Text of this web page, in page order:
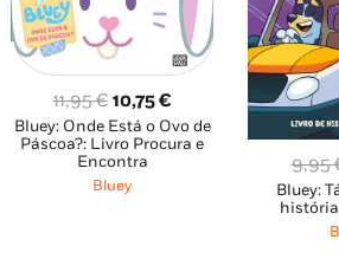
11,95€ O
preço
original
era:
10,75€O
preço
atual
Bluey: Onde Está o Ovo de
Páscoa?: Livro Procura e
Encontra
Bluey
9,95
Bluey: